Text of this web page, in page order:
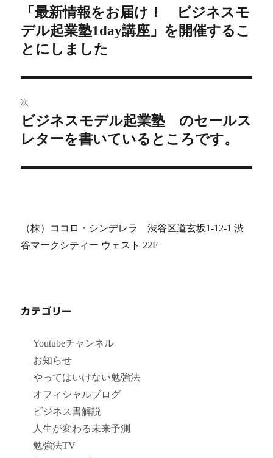
稿
ナ
ビ
ー
シ
前
の
投
「最新情報をお届け！ ビジネスモ
デル起業塾1day講座」を開催するこ
とにしました
次
次
の
稿:
ビジネスモデル起業塾 のセールス
レターを書いているところです。
（株）ココロ・シンデレラ 渋谷区道玄坂1-12-1 渋
谷マークシティー ウェスト 22F
カテゴリー
Youtubeチャンネル
お知らせ
やってはいけない勉強法
オフィシャルブログ
ビジネス書解説
人生が変わる未来予測
勉強法TV